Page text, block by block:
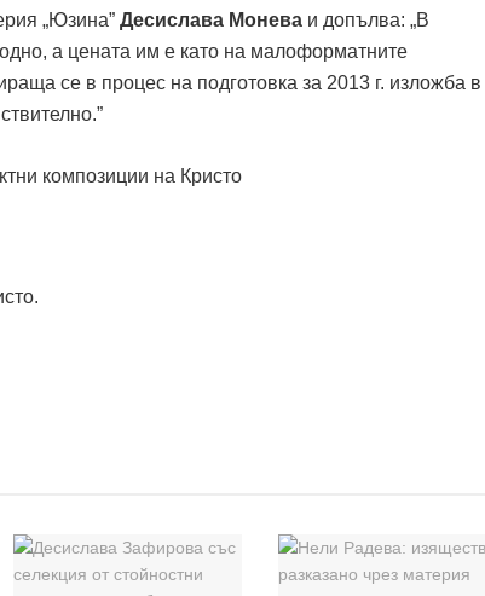
„Юзина” Десислава Монева и допълва: „В
а цената им е като на малоформатните
се в процес на подготовка за 2013 г. изложба в